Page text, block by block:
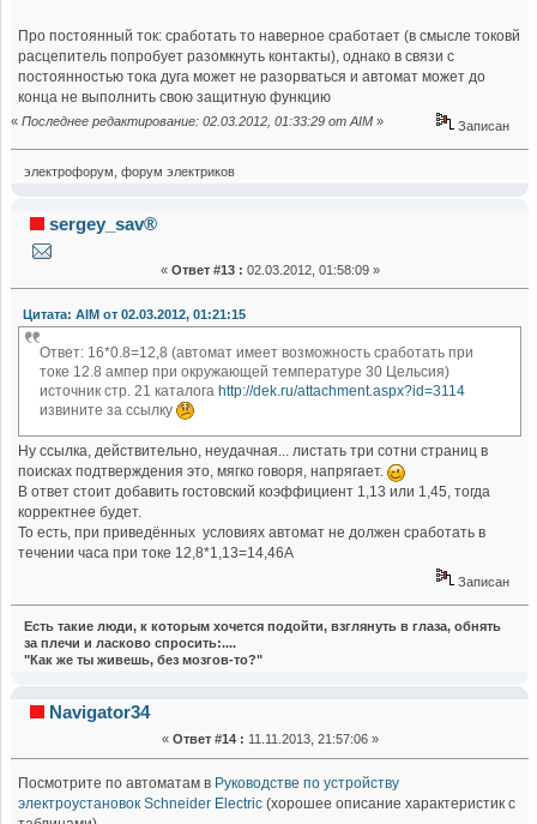
Про постоянный ток: сработать то наверное сработает (в смысле токовй
расцепитель попробует разомкнуть контакты), однако в связи с
постоянностью тока дуга может не разорваться и автомат может до
конца не выполнить свою защитную функцию
« Последнее редактирование: 02.03.2012, 01:33:29 от AIM » Записан
электрофорум, форум электриков
sergey_sav®
« Ответ #13 : 02.03.2012, 01:58:09 »
Цитата: AIM от 02.03.2012, 01:21:15
Ответ: 16*0.8=12,8 (автомат имеет возможность сработать при
токе 12.8 ампер при окружающей температуре 30 Цельсия)
источник стр. 21 каталогаhttp://dek.ru/attachment.aspx?id=3114
извините за ссылку
Ну ссылка, действительно, неудачная... листать три сотни страниц в
поисках подтверждения это, мягко говоря, напрягает.
В ответ стоит добавить гостовский коэффициент 1,13 или 1,45, тогда
корректнее будет.
То есть, при приведённых условиях автомат не должен сработать в
течении часа при токе 12,8*1,13=14,46А
Записан
Есть такие люди, к которым хочется подойти, взглянуть в глаза, обнять
за плечи и ласково спросить:....
"Как же ты живешь, без мозгов-то?"
Navigator34
« Ответ #14 : 11.11.2013, 21:57:06 »
Посмотрите по автоматам в Руководстве по устройству
электроустановок Schneider Electric (хорошее описание характеристик с